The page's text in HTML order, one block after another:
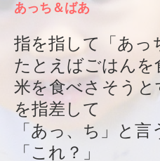
あっち＆ばあ
指を指して「あっ
たとえばごはん
米を食べさそう
を指差して
「あっ、ち」と言
「これ？」